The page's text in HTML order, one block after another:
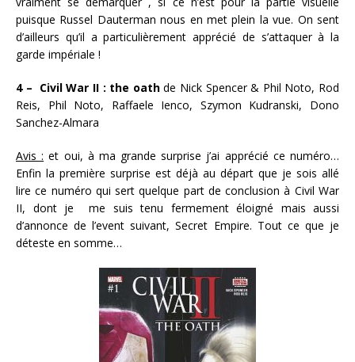
puisque Russel Dauterman nous en met plein la vue. On sent
d’ailleurs qu’il a particulièrement apprécié de s’attaquer à la
garde impériale !
4 – Civil War II : the oathde Nick Spencer & Phil Noto, Rod
Reis, Phil Noto, Raffaele Ienco, Szymon Kudranski, Dono
Sanchez-Almara
Avis : et oui, à ma grande surprise j’ai apprécié ce numéro…
Enfin la première surprise est déjà au départ que je sois allé
lire ce numéro qui sert quelque part de conclusion à Civil War
II, dont je me suis tenu fermement éloigné mais aussi
d’annonce de l’event suivant, Secret Empire. Tout ce que je
déteste en somme…